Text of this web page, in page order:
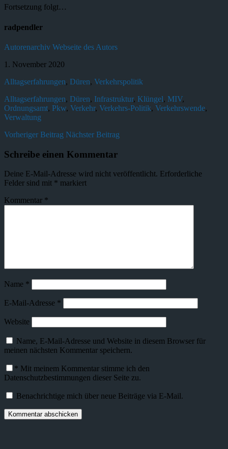
Fortsetzung folgt…
radpendler
Autorenarchiv Webseite des Autors
1. November 2020
Alltagserfahrungen, Düren, Verkehrspolitik
Alltagserfahrungen, Düren, Infrastruktur, Klüngel, MIV,
Ordnungsamt, Pkw, Verkehr, Verkehrs-Politik, Verkehrswende,
Verwaltung
Vorheriger Beitrag Nächster Beitrag
Schreibe einen Kommentar
Deine E-Mail-Adresse wird nicht veröffentlicht. Erforderliche
Felder sind mit * markiert
Kommentar *
Name *
E-Mail-Adresse *
Website
Name, E-Mail-Adresse und Website in diesem Browser für
meinen nächsten Kommentar speichern.
* Mit meinem Kommentar stimme ich den
Datenschutzbestimmungen dieser Seite zu.
Benachrichtige mich über neue Beiträge via E-Mail.